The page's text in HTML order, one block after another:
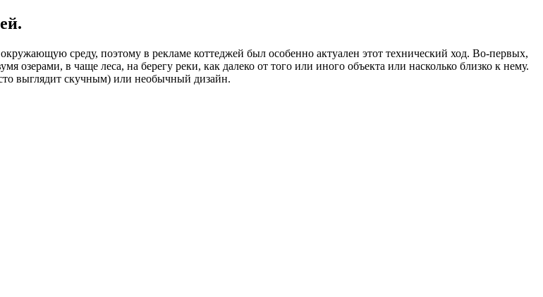
среду, поэтому в рекламе коттеджей был особенно актуален этот технический ход. Во-первых,
озерами, в чаще леса, на берегу реки, как далеко от того или иного объекта или насколько близко к нему.
выглядит скучным) или необычный дизайн.